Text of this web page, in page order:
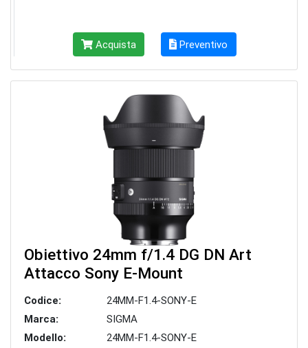
Acquista Preventivo
Obiettivo 24mm f/1.4 DG DN Art
Attacco Sony E-Mount
Codice:
24MM-F1.4-SONY-E
Marca:
SIGMA
Modello:
24MM-F1.4-SONY-E